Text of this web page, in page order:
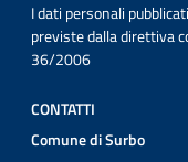
I dati personali
previste dalla direttiva
36/2006
CONTATTI
Comune di Surbo